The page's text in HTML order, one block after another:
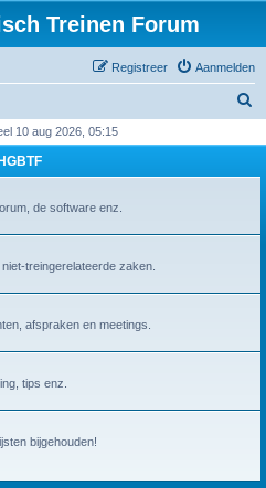
Treinen Forum
Aanmelden
Registreer
k
10 aug 2026, 05:15
HGBTF
de software enz.
treingerelateerde zaken.
afspraken en meetings.
tips enz.
bijgehouden!